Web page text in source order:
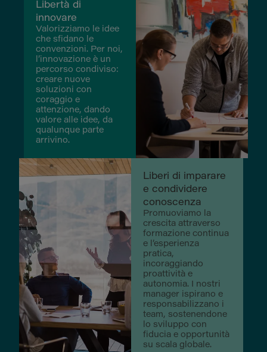
Libertà di
innovare
Valorizziamo le idee
che sfidano le
convenzioni. Per noi,
l’innovazione è un
percorso condiviso:
creare nuove
soluzioni con
coraggio e
attenzione, dando
valore alle idee, da
qualunque parte
arrivino.
Liberi di imparare
e condividere
conoscenza
Promuoviamo la
crescita attraverso
formazione continua
e l’esperienza
pratica,
incoraggiando
proattività e
autonomia. I nostri
manager ispirano e
responsabilizzano i
team, sostenendone
lo sviluppo con
fiducia e opportunità
su scala globale.